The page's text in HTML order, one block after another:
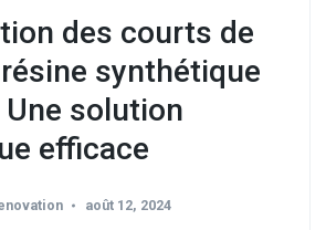
des courts de
synthétique
Une solution
efficace
août 12, 2024